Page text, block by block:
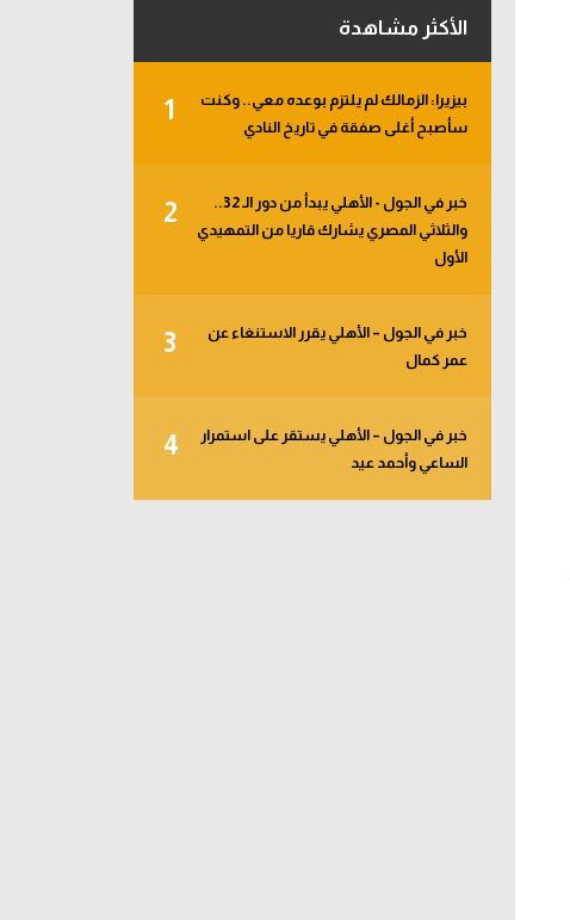
الأكثر مشاهدة
1
بيزيرا: الزمالك لم يلتزم بوعده معي.. وكنت
سأصبح أغلى صفقة في تاريخ النادي
2
خبر في الجول - الأهلي يبدأ من دور الـ 32..
والثلاثي المصري يشارك قاريا من التمهيدي
الأول
3
خبر في الجول – الأهلي يقرر الاستنغاء عن
عمر كمال
4
خبر في الجول – الأهلي يستقر على استمرار
الساعي وأحمد عيد